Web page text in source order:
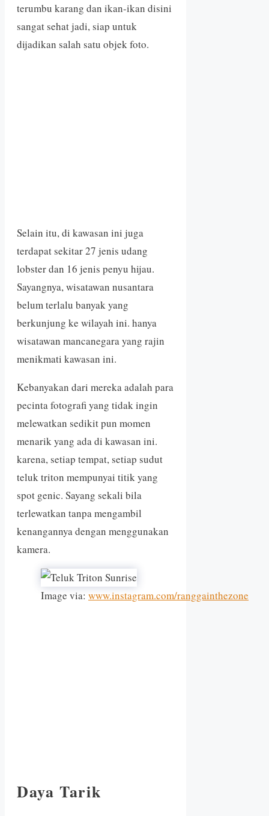
terumbu karang dan ikan-ikan disini
sangat sehat jadi, siap untuk
dijadikan salah satu objek foto.
Selain itu, di kawasan ini juga
terdapat sekitar 27 jenis udang
lobster dan 16 jenis penyu hijau.
Sayangnya, wisatawan nusantara
belum terlalu banyak yang
berkunjung ke wilayah ini. hanya
wisatawan mancanegara yang rajin
menikmati kawasan ini.
Kebanyakan dari mereka adalah para
pecinta fotografi yang tidak ingin
melewatkan sedikit pun momen
menarik yang ada di kawasan ini.
karena, setiap tempat, setiap sudut
teluk triton mempunyai titik yang
spot genic. Sayang sekali bila
terlewatkan tanpa mengambil
kenangannya dengan menggunakan
kamera.
Image via: www.instagram.com/ranggainthezone
Daya Tarik